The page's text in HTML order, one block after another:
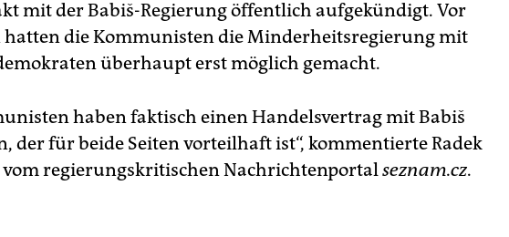
mit der Babiš-Regierung öffentlich aufgekündigt. Vor
hatten die Kommunisten die Minderheitsregierung mit
überhaupt erst möglich gemacht.
haben faktisch einen Handelsvertrag mit Babiš
der für beide Seiten vorteilhaft ist“, kommentierte Radek
regierungskritischen Nachrichtenportalseznam.cz.